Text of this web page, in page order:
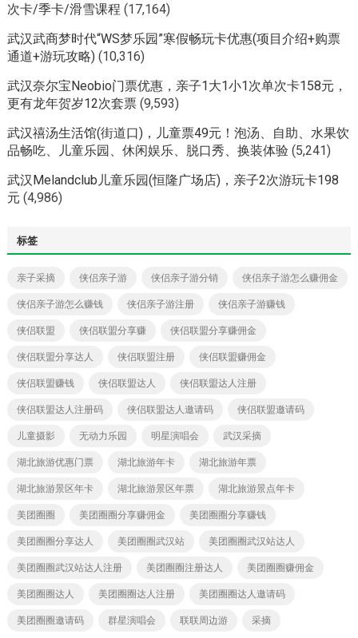
次卡/季卡/滑雪课程 (17,164)
武汉武商梦时代“WS梦乐园”寒假畅玩卡优惠(项目介绍+购票
通道+游玩攻略) (10,316)
武汉奈尔宝Neobio门票优惠，亲子1大1小1次单次卡158元，
更有龙年贺岁12次套票 (9,593)
武汉禧汤生活馆(街道口)，儿童票49元！泡汤、自助、水果饮
品畅吃、儿童乐园、休闲娱乐、脱口秀、换装体验 (5,241)
武汉Melandclub儿童乐园(恒隆广场店)，亲子2次游玩卡198
元 (4,986)
标签
亲子采摘 侠侣亲子游 侠侣亲子游分销 侠侣亲子游怎么赚佣金
侠侣亲子游怎么赚钱 侠侣亲子游注册 侠侣亲子游赚钱
侠侣联盟 侠侣联盟分享赚 侠侣联盟分享赚佣金
侠侣联盟分享达人 侠侣联盟注册 侠侣联盟赚佣金
侠侣联盟赚钱 侠侣联盟达人 侠侣联盟达人注册
侠侣联盟达人注册码 侠侣联盟达人邀请码 侠侣联盟邀请码
儿童摄影 无动力乐园 明星演唱会 武汉采摘
湖北旅游优惠门票 湖北旅游年卡 湖北旅游年票
湖北旅游景区年卡 湖北旅游景区年票 湖北旅游景点年卡
美团圈圈 美团圈圈分享赚佣金 美团圈圈分享赚钱
美团圈圈分享达人 美团圈圈武汉站 美团圈圈武汉站达人
美团圈圈武汉站达人注册 美团圈圈注册达人 美团圈圈赚佣金
美团圈圈达人 美团圈圈达人注册 美团圈圈达人邀请码
美团圈圈邀请码 群星演唱会 联联周边游 采摘